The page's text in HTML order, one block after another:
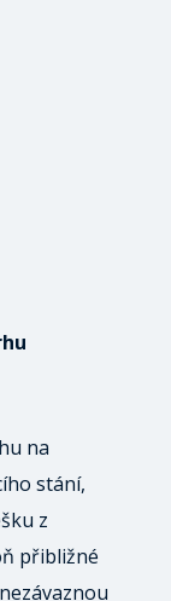
na
stání,
z
přibližné